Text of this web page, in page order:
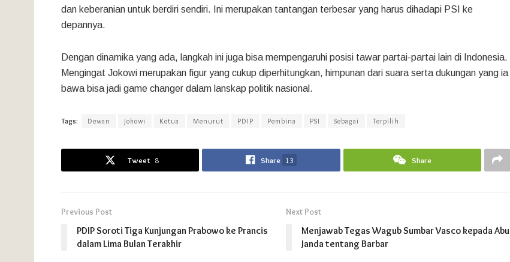
dan keberanian untuk berdiri sendiri. Ini merupakan tantangan terbesar yang harus dihadapi PSI ke
depannya.
Dengan dinamika yang ada, langkah ini juga bisa mempengaruhi posisi tawar partai-partai lain di Indonesia.
Mengingat Jokowi merupakan figur yang cukup diperhitungkan, himpunan dari suara serta dukungan yang ia
bawa bisa jadi game changer dalam lanskap politik nasional.
Tags: Dewan Jokowi Ketua Menurut PDIP Pembina PSI Sebagai Terpilih
Tweet 8 Share 13 Share
Previous Post
PDIP Soroti Tiga Kunjungan Prabowo ke Prancis
dalam Lima Bulan Terakhir
Next Post
Menjawab Tegas Wagub Sumbar Vasco kepada Abu
Janda tentang Barbar